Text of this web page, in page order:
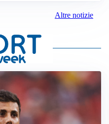
Altre notizie